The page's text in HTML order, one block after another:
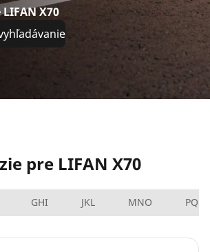
X70
pre LIFAN X70
GHI JKL MNO PQRS